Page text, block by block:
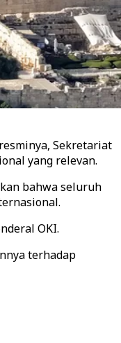
Sekretariat
yang relevan.
bahwa seluruh
OKI.
terhadap